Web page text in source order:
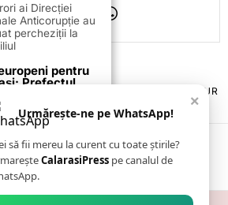
POLITICA DE ANULARE & RETUR
& TIPĂRITĂ
CONTACT
ANUNȚUL CĂLĂRĂȘEAN
×
Urmărește-ne pe WhatsApp!
să fii mereu la curent cu toate știrile?
CalarasiPress pe canalul de
ai Direcției
Anticorupție au
percheziții la
pentru
Prefectul
State anunță
cu ADR
pentru
se pregătește
pe harta
europene, cu
SA anunță